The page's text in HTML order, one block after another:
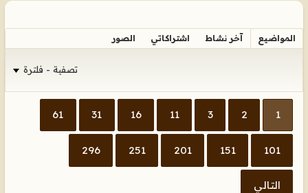
المواضيع آخر نشاط اشتراكاتي الصور
تصفية - فلترة
1
2
3
11
16
31
61
101
151
201
251
296
التالي